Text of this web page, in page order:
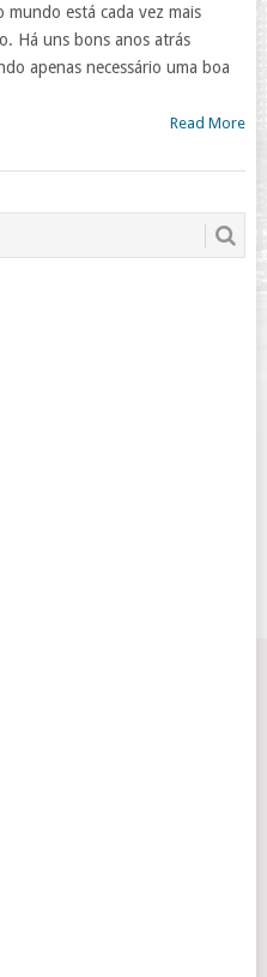
mundo está cada vez mais
Há uns bons anos atrás
apenas necessário uma boa
Read More